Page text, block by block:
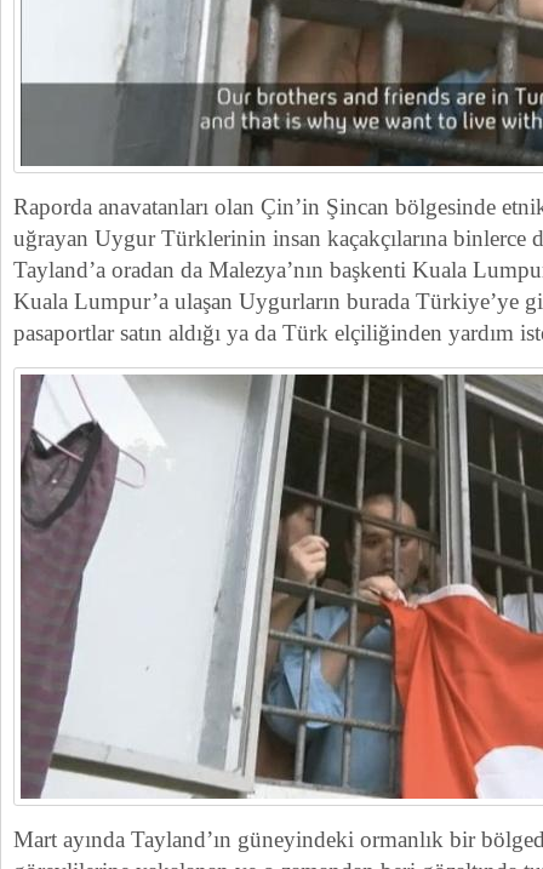
Raporda anavatanları olan Çin’in Şincan bölgesinde
uğrayan Uygur Türklerinin insan kaçakçılarına binlerce
Tayland’a oradan da Malezya’nın başkenti Kuala
Kuala Lumpur’a ulaşan Uygurların burada Türkiye’ye
pasaportlar satın aldığı ya da Türk elçiliğinden yardım
Mart ayında Tayland’ın güneyindeki ormanlık bir